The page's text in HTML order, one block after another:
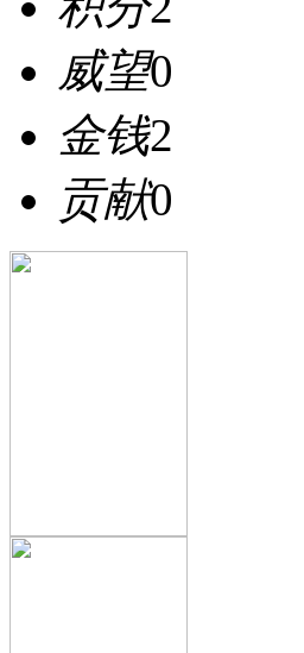
威望0
金钱2
贡献0